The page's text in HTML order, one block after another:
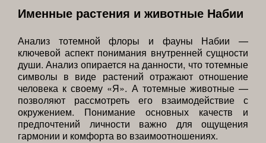
Именные растения и животные Набии
Анализ тотемной флоры и фауны Набии —
ключевой аспект понимания внутренней сущности
души. Анализ опирается на данности, что тотемные
символы в виде растений отражают отношение
человека к своему «Я». А тотемные животные —
позволяют рассмотреть его взаимодействие с
окружением. Понимание основных качеств и
предпочтений личности важно для ощущения
гармонии и комфорта во взаимоотношениях.